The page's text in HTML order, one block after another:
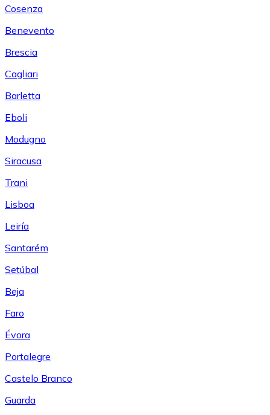
Cosenza
Benevento
Brescia
Cagliari
Barletta
Eboli
Modugno
Siracusa
Trani
Lisboa
Leiría
Santarém
Setúbal
Beja
Faro
Évora
Portalegre
Castelo Branco
Guarda